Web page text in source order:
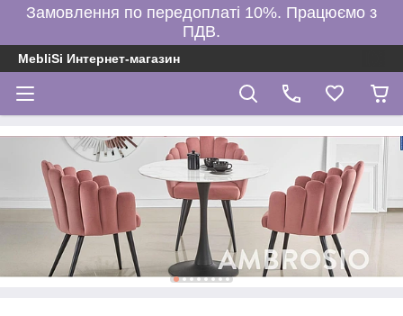
Замовлення по передоплаті 10%. Працюємо з
ПДВ.
MebliSi Интернет-магазин